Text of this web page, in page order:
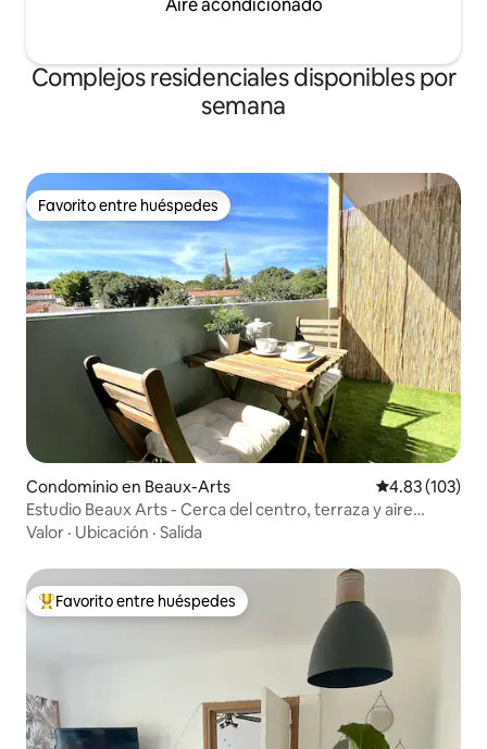
Aire acondicionado
Complejos residenciales disponibles por
semana
Favorito entre huéspedes
Favorito entre huéspedes
Condominio en Beaux-Arts Calificación
4.83 (103)
Estudio Beaux Arts - Cerca del centro, terraza y aire
acondicionado
Valor · Ubicación · Salida
De los mejores en Favorito entre huéspedes
Favorito entre huéspedes